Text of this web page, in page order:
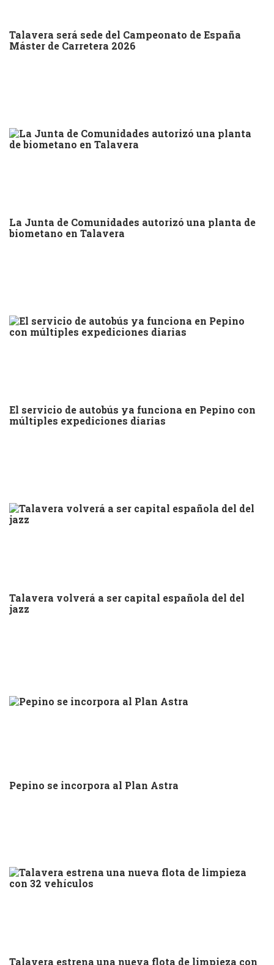
Talavera será sede del Campeonato de España
Máster de Carretera 2026
La Junta de Comunidades autorizó una planta de
biometano en Talavera
El servicio de autobús ya funciona en Pepino con
múltiples expediciones diarias
Talavera volverá a ser capital española del del
jazz
Pepino se incorpora al Plan Astra
Talavera estrena una nueva flota de limpieza con